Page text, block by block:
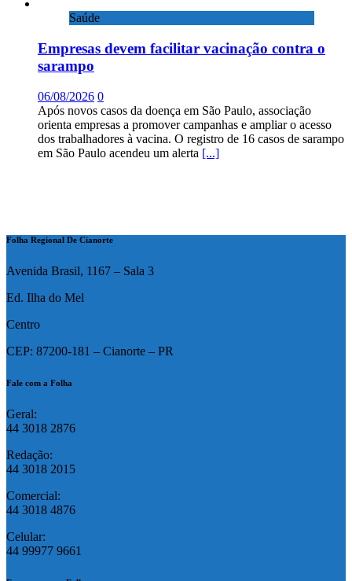
Saúde
Empresas devem facilitar vacinação contra o
sarampo
06/08/2026 0
Após novos casos da doença em São Paulo, associação
orienta empresas a promover campanhas e ampliar o acesso
dos trabalhadores à vacina. O registro de 16 casos de sarampo
em São Paulo acendeu um alerta [...]
Folha Regional De Cianorte
Avenida Brasil, 1167 – Sala 3
Ed. Ilha do Mel
Centro
CEP: 87200-181 – Cianorte – PR
Fale com a Folha
Geral:
44 3018 2876
Redação:
44 3018 2015
Comercial:
44 3018 4876
Celular:
44 99977 9661